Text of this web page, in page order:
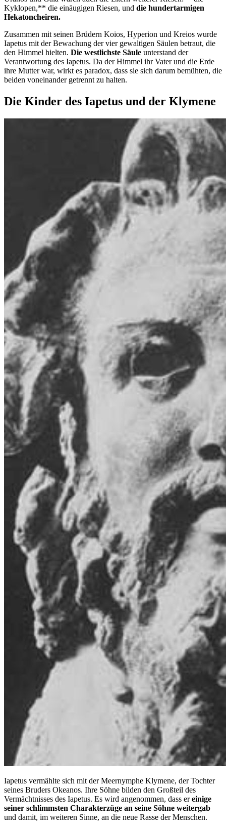
Kyklopen,** die einäugigen Riesen, und die hundertarmigen
Hekatoncheiren.
Zusammen mit seinen Brüdern Koios, Hyperion und Kreios wurde
Iapetus mit der Bewachung der vier gewaltigen Säulen betraut, die
den Himmel hielten. Die westlichste Säule unterstand der
Verantwortung des Iapetus. Da der Himmel ihr Vater und die Erde
ihre Mutter war, wirkt es paradox, dass sie sich darum bemühten, die
beiden voneinander getrennt zu halten.
Die Kinder des Iapetus und der Klymene
Iapetus vermählte sich mit der Meernymphe Klymene, der Tochter
seines Bruders Okeanos. Ihre Söhne bilden den Großteil des
Vermächtnisses des Iapetus. Es wird angenommen, dass ereinige
seiner schlimmsten Charakterzüge an seine Söhne weitergab
und damit, im weiteren Sinne, an die neue Rasse der Menschen.